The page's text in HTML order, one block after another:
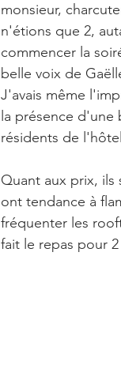
monsieur,
n'étions que 2,
commencer la
belle voix de
J'avais même
la présence
résidents de
Quant aux prix,
ont tendance à
fréquenter les
fait le repas pour